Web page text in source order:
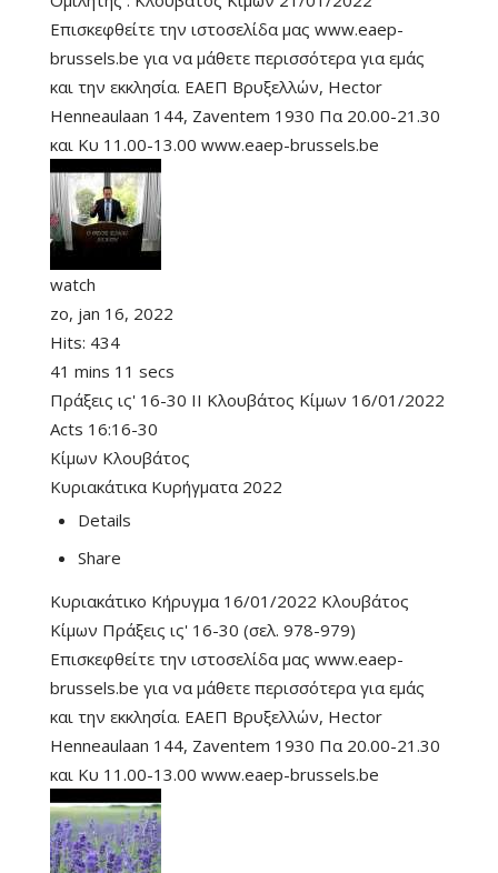
Επισκεφθείτε την ιστοσελίδα μας www.eaep-
brussels.be για να μάθετε περισσότερα για εμάς
και την εκκλησία. ΕΑΕΠ Βρυξελλών, Hector
Henneaulaan 144, Zaventem 1930 Πα 20.00-21.30
και Κυ 11.00-13.00 www.eaep-brussels.be
watch
zo, jan 16, 2022
Hits: 434
41 mins 11 secs
Πράξεις ις' 16-30 II Κλουβάτος Κίμων 16/01/2022
Acts 16:16-30
Κίμων Κλουβάτος
Κυριακάτικα Κυρήγματα 2022
Details
Share
Κυριακάτικο Κήρυγμα 16/01/2022 Κλουβάτος
Κίμων Πράξεις ις' 16-30 (σελ. 978-979)
Επισκεφθείτε την ιστοσελίδα μας www.eaep-
brussels.be για να μάθετε περισσότερα για εμάς
και την εκκλησία. ΕΑΕΠ Βρυξελλών, Hector
Henneaulaan 144, Zaventem 1930 Πα 20.00-21.30
και Κυ 11.00-13.00 www.eaep-brussels.be